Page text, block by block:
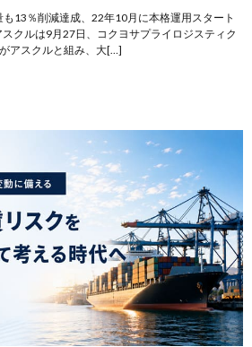
も13％削減達成、22年10月に本格運用スタート
スクルは9月27日、コクヨサプライロジスティク
アスクルと組み、大[…]